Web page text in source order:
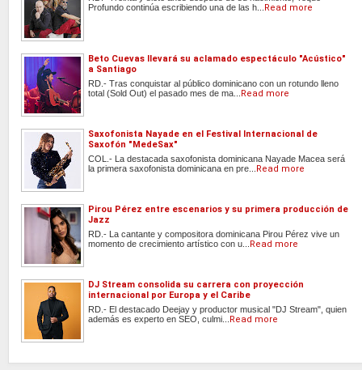
Profundo continúa escribiendo una de las h... Read more
Beto Cuevas llevará su aclamado espectáculo "Acústico"
a Santiago
RD.- Tras conquistar al público dominicano con un rotundo lleno
total (Sold Out) el pasado mes de ma... Read more
Saxofonista Nayade en el Festival Internacional de
Saxofón "MedeSax"
COL.- La destacada saxofonista dominicana Nayade Macea será
la primera saxofonista dominicana en pre... Read more
Pirou Pérez entre escenarios y su primera producción de
Jazz
RD.- La cantante y compositora dominicana Pirou Pérez vive un
momento de crecimiento artístico con u... Read more
DJ Stream consolida su carrera con proyección
internacional por Europa y el Caribe
RD.- El destacado Deejay y productor musical "DJ Stream", quien
además es experto en SEO, culmi... Read more